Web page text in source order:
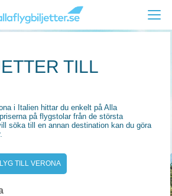
TILL
i Italien hittar du enkelt på Alla
på flygstolar från de största
söka till en annan destination kan du göra
TILL VERONA